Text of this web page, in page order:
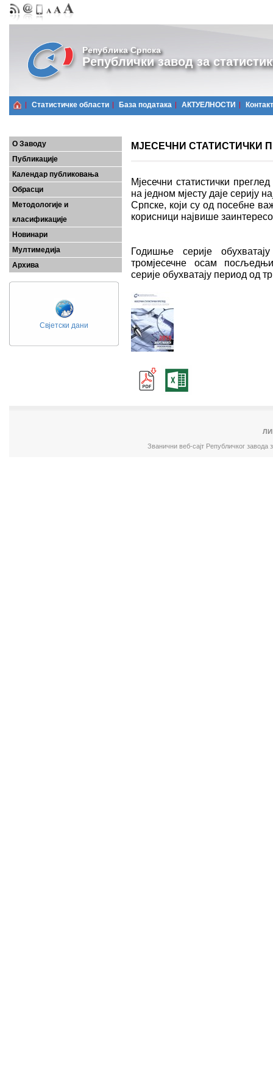
Република Српска
Републички завод за
Статистичке области Базa података АКТУЕЛНОСТИ Контакт
О Заводу
Публикације
Календар публиковања
Обрасци
Методологије и
класификације
Новинари
Мултимедија
Архива
Свјетски дани
МЈЕСЕЧНИ СТАТИСТИЧКИ
Мјесечни статистички
на једном мјесту даје серију
Српске, који су од посебне
корисници највише
Годишње серије
тромјесечне осам
серије обухватају период од
Званични веб-сајт Републичког